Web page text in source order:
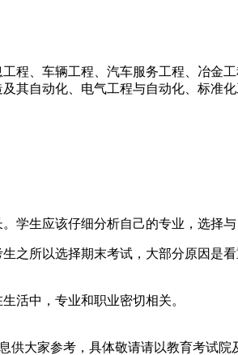
程、车辆工程、汽车服务工程、冶金
其自动化、电气工程与自动化、标准化
学生应该仔细分析自己的专业，选择
之所以选择期末考试，大部分原因是
活中，专业和职业密切相关。
大家参考，具体敬请请以教育考试院